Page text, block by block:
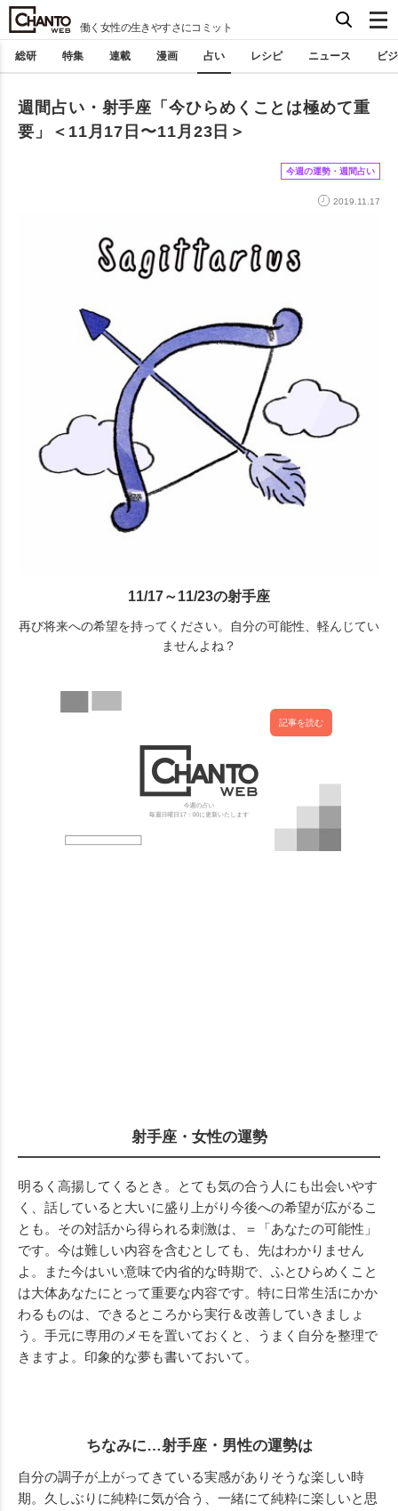
働く女性の生きやすさにコミット
総研 特集 連載 漫画 占い レシピ ニュース ビ
週間占い・射手座「今ひらめくことは極めて重
要」＜11月17日〜11月23日＞
今週の運勢・週間占い
2019.11.17
11/17～11/23の射手座
再び将来への希望を持ってください。自分の可能性、軽んじてい
ませんよね？
記事を読む
射手座・女性の運勢
明るく高揚してくるとき。とても気の合う人にも出会いやす
く、話していると大いに盛り上がり今後への希望が広がるこ
とも。その対話から得られる刺激は、＝「あなたの可能性」
です。今は難しい内容を含むとしても、先はわかりません
よ。また今はいい意味で内省的な時期で、ふとひらめくこと
は大体あなたにとって重要な内容です。特に日常生活にかか
わるものは、できるところから実行＆改善していきましょ
う。手元に専用のメモを置いておくと、うまく自分を整理で
きますよ。印象的な夢も書いておいて。
ちなみに…射手座・男性の運勢は
自分の調子が上がってきている実感がありそうな楽しい時
期。久しぶりに純粋に気が合う、一緒にて純粋に楽しいと思